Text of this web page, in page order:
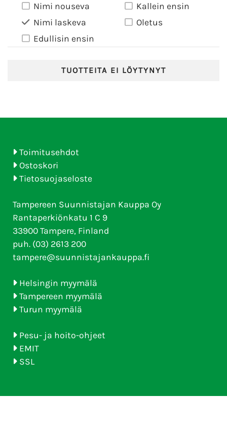
Nimi nouseva
Nimi laskeva
Edullisin ensin
Kallein ensin
Oletus
TUOTTEITA EI LÖYTYNYT
Toimitusehdot
Ostoskori
Tietosuojaseloste
Tampereen Suunnistajan Kauppa Oy
Rantaperkiönkatu 1 C 9
33900 Tampere, Finland
puh. (03) 2613 200
tampere@suunnistajankauppa.fi
Helsingin myymälä
Tampereen myymälä
Turun myymälä
Pesu- ja hoito-ohjeet
EMIT
SSL